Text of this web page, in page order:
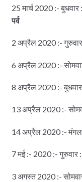
25 मार्च 2020 :-
पर्व
2 अप्रैल 2020 :-
6 अप्रैल 2020 :-
8 अप्रैल 2020 :-
13 अप्रैल 2020 :-
14 अप्रैल 2020 :-
7 मई :- 2020 :- गुरुवार
3 अगस्त 2020 :-